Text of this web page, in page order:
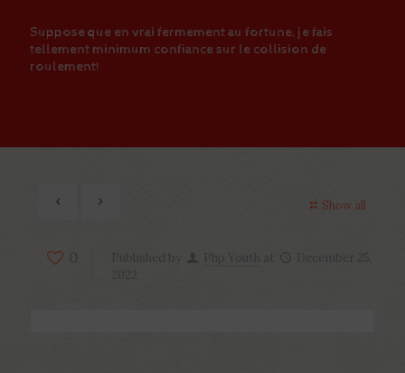
Suppose que en vrai fermement au fortune, je fais
tellement minimum confiance sur le collision de
roulement!
Show all